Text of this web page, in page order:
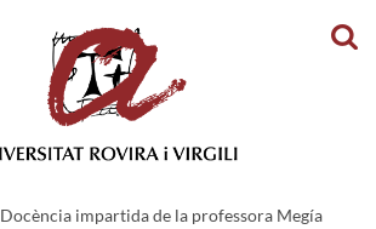
Docència impartida de la professora Megía